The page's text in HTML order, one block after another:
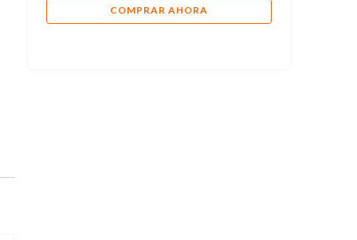
COMPRAR AHORA